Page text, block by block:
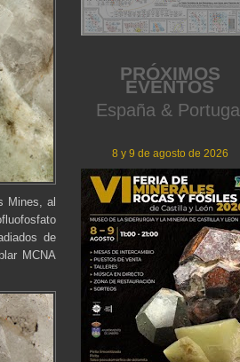
Mines, al
de
MCNA
PRÓXIMOS
EVENTOS
España & Portugal
8 y 9 de agosto de 2026